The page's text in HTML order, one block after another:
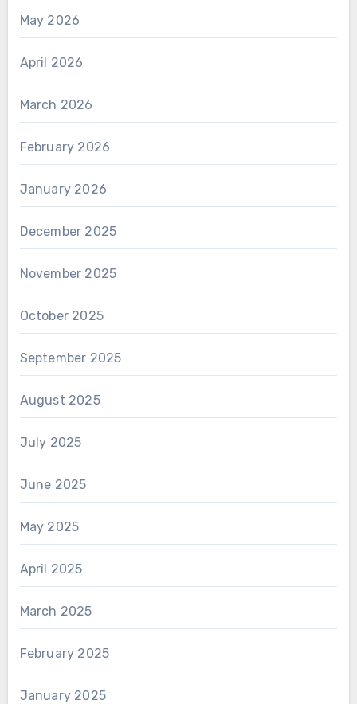
May 2026
April 2026
March 2026
February 2026
January 2026
December 2025
November 2025
October 2025
September 2025
August 2025
July 2025
June 2025
May 2025
April 2025
March 2025
February 2025
January 2025